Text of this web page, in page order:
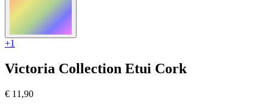
+1
Victoria Collection Etui Cork
€ 11,90